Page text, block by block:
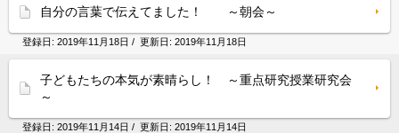
自分の言葉で伝えてました！ ～朝会～
登録日: 2019年11月18日 / 更新日: 2019年11月18日
子どもたちの本気が素晴らし！ ～重点研究授業研究会
～
登録日: 2019年11月14日 / 更新日: 2019年11月14日